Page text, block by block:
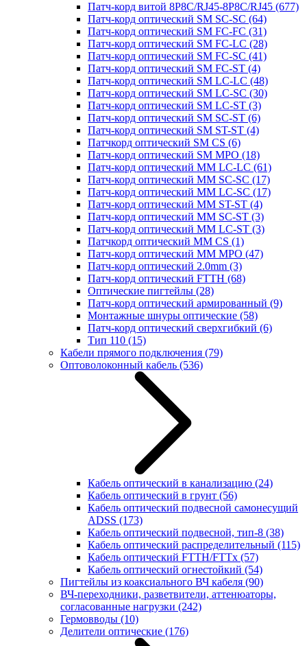
Патч-корд витой 8P8C/RJ45-8P8C/RJ45 (677)
Патч-корд оптический SM SC-SC (64)
Патч-корд оптический SM FC-FC (31)
Патч-корд оптический SM FC-LC (28)
Патч-корд оптический SM FC-SC (41)
Патч-корд оптический SM FC-ST (4)
Патч-корд оптический SM LC-LC (48)
Патч-корд оптический SM LC-SC (30)
Патч-корд оптический SM LC-ST (3)
Патч-корд оптический SM SC-ST (6)
Патч-корд оптический SM ST-ST (4)
Патчкорд оптический SM CS (6)
Патч-корд оптический SM MPO (18)
Патч-корд оптический MM LC-LC (61)
Патч-корд оптический MM SC-SC (17)
Патч-корд оптический MM LC-SC (17)
Патч-корд оптический MM ST-ST (4)
Патч-корд оптический MM SC-ST (3)
Патч-корд оптический MM LC-ST (3)
Патчкорд оптический MM CS (1)
Патч-корд оптический MM MPO (47)
Патч-корд оптический 2.0mm (3)
Патч-корд оптический FTTH (68)
Оптические пигтейлы (28)
Патч-корд оптический армированный (9)
Монтажные шнуры оптические (58)
Патч-корд оптический сверхгибкий (6)
Тип 110 (15)
Кабели прямого подключения (79)
Оптоволоконный кабель (536)
Кабель оптический в канализацию (24)
Кабель оптический в грунт (56)
Кабель оптический подвесной самонесущий
ADSS (173)
Кабель оптический подвесной, тип-8 (38)
Кабель оптический распределительный (115)
Кабель оптический FTTH/FTTx (57)
Кабель оптический огнестойкий (54)
Пигтейлы из коаксиального ВЧ кабеля (90)
ВЧ-переходники, разветвители, аттенюаторы,
согласованные нагрузки (242)
Гермовводы (10)
Делители оптические (176)